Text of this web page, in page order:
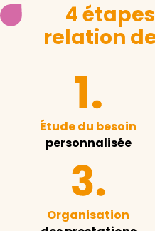
4
relation
Étude du besoin
personnalisée
Organisation